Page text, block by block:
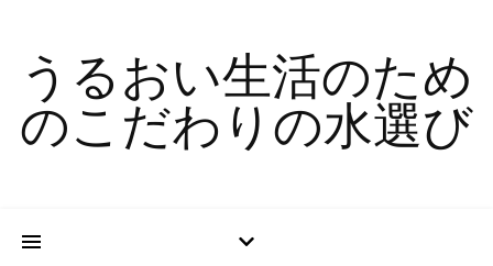
うるおい生活のため
のこだわりの水選び